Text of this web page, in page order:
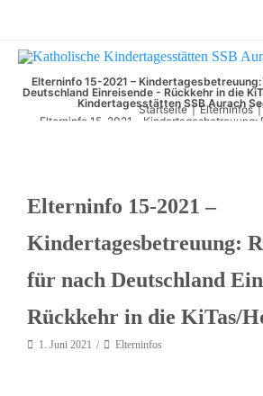
Elterninfo 15-2021 –
Deutschland Einreisende - Rückkehr in die
Kindertagesstätten SSB Aurach
Startseite | Elterninfos |
Elterninfo 15-2021 – Kindertagesbetreuung:
Elterninfo 15-2021 –
Kindertagesbetreuung:
für nach Deutschland
Rückkehr in die KiTas/
1. Juni 2021 Elterninfos